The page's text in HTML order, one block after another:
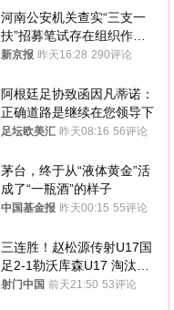
河南公安机关查实“三支一
扶”招募笔试存在组织作弊
犯罪行为
新京报 昨天16:28 290评论
阿根廷足协致函因凡蒂诺：
正确道路是继续在您领导下
足坛欧美汇 昨天08:16 56评论
茅台，终于从“液体黄金”活
成了“一瓶酒”的样子
中国基金报 昨天00:15 55评论
三连胜！赵松源传射U17国
足2-1勒沃库森U17 淘汰赛
将战河床
射门中国 前天21:50 53评论